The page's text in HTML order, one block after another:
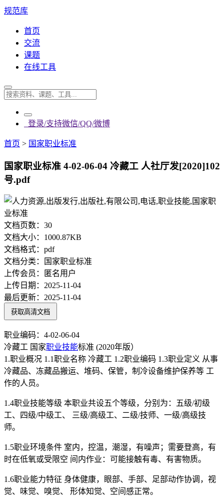
规范库
首页
交流
课题
在线工具
登录/支持微信/QQ/微博
首页 > 国家职业标准
国家职业标准 4-02-06-04 冷藏工 人社厅发[2020]102
号.pdf
文档页数： 30
文档大小： 1000.87KB
文档格式： pdf
文档分类：
国家职业标准
上传会员：
匿名用户
上传日期： 2025-11-04
最后更新： 2025-11-04
获取高清文档
职业编码：4-02-06-04
冷藏工 国家职业技能标准 (2020年版）
1.职业概况 1.1职业名称 冷藏工 1.2职业编码 1.3职业定义 从事
冷藏品、冻藏品搬运、堆码、保管，制冷设备维护保养等 工
作的人员。
1.4职业技能等级 本职业共设五个等级，分别为：五级/初级
工、四级/中级工、 三级/高级工、二级/技师、一级/高级技
师。
1.5职业环境条件 室内，控温，潮湿，有噪声；需要登高，有
时在低氧或受限空 间内作业：可能接触有毒、有害物质。
1.6职业能力特征 身体健康，眼部、手部、足部动作协调，视
觉、味觉、嗅觉、 形体知觉、空间感正常。